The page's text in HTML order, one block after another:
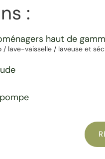
:
haut de
/ lave-vaisselle / laveuse et